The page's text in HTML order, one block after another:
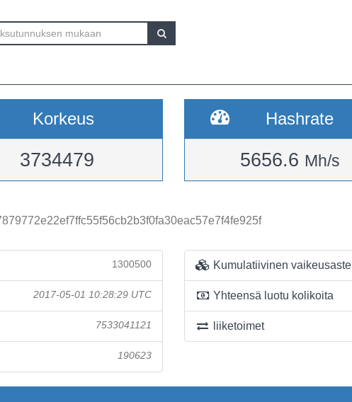
Korkeus
3734479
Hashrate
5656.6 Mh/s
1300500
2017-05-01 10:28:29 UTC
7533041121
190623
Kumulatiivinen vaikeusaste
Yhteensä luotu kolikoita
liiketoimet